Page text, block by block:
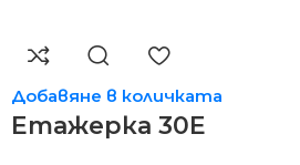
Добавяне в количката
Етажерка 30Е